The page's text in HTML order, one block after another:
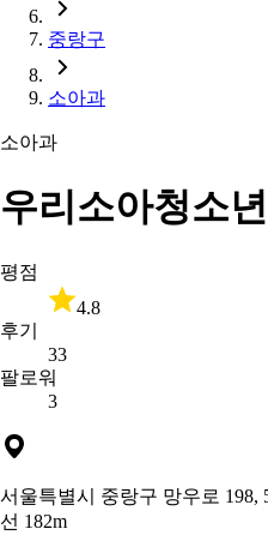
중랑구
소아과
소아과
우리소아청소
평점
4.8
후기
33
팔로워
3
서울특별시 중랑구 망우로 198,
선 182m